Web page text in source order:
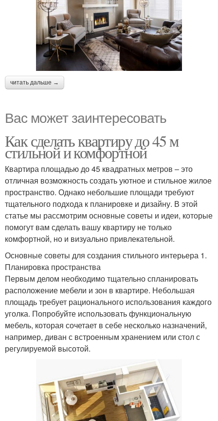
читать дальше →
Вас может заинтересовать
Как сделать квартиру до 45 м
стильной и комфортной
Квартира площадью до 45 квадратных метров – это
отличная возможность создать уютное и стильное жилое
пространство. Однако небольшие площади требуют
тщательного подхода к планировке и дизайну. В этой
статье мы рассмотрим основные советы и идеи, которые
помогут вам сделать вашу квартиру не только
комфортной, но и визуально привлекательной.
Основные советы для создания стильного интерьера 1.
Планировка пространства
Первым делом необходимо тщательно спланировать
расположение мебели и зон в квартире. Небольшая
площадь требует рационального использования каждого
уголка. Попробуйте использовать функциональную
мебель, которая сочетает в себе несколько назначений,
например, диван с встроенным хранением или стол с
регулируемой высотой.